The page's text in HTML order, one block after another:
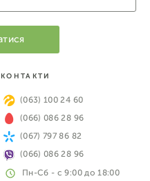
КОНТАКТИ
(063) 100 24 60
(066) 086 28 96
(067) 797 86 82
(066) 086 28 96
Пн-Сб - с 9:00 до 18:00